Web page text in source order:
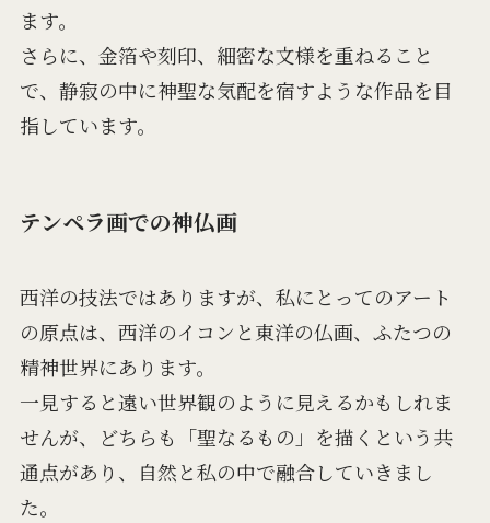
ます。
さらに、金箔や刻印、細密な文様を重ねること
で、静寂の中に神聖な気配を宿すような作品を目
指しています。
テンペラ画での神仏画
西洋の技法ではありますが、私にとってのアート
の原点は、西洋のイコンと東洋の仏画、ふたつの
精神世界にあります。
一見すると遠い世界観のように見えるかもしれま
せんが、どちらも「聖なるもの」を描くという共
通点があり、自然と私の中で融合していきまし
た。